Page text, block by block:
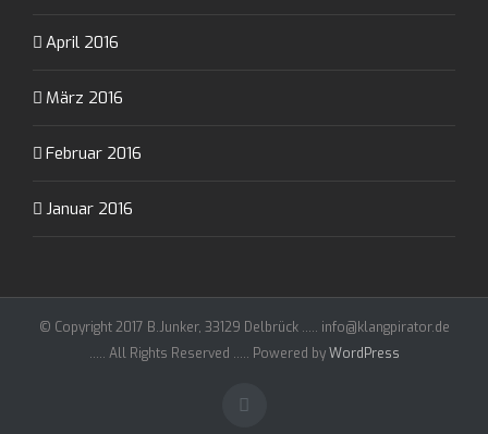
April 2016
März 2016
Februar 2016
Januar 2016
© Copyright 2017 B.Junker, 33129 Delbrück ..... info@klangpirator.de
..... All Rights Reserved ..... Powered byWordPress